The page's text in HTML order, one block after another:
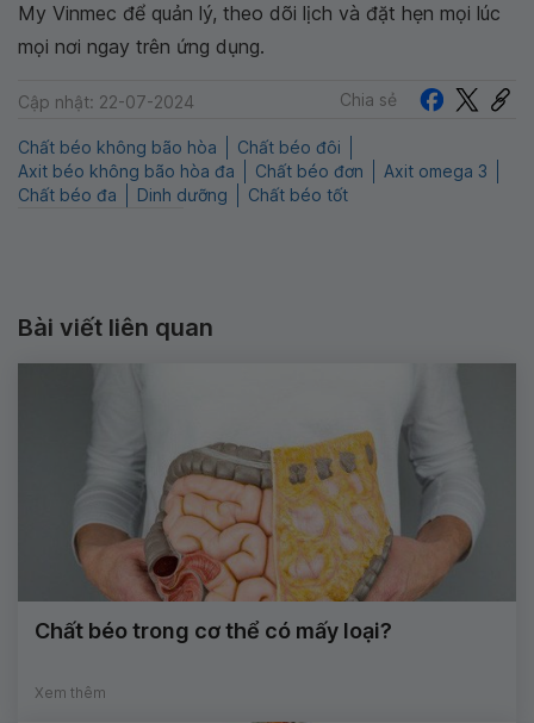
My Vinmec để quản lý, theo dõi lịch và đặt hẹn mọi lúc
mọi nơi ngay trên ứng dụng.
Cập nhật: 22-07-2024 Chia sẻ
Chất béo không bão hòa
Chất béo đôi
Axit béo không bão hòa đa
Chất béo đơn
Axit omega 3
Chất béo đa
Dinh dưỡng Chất béo tốt
Bài viết liên quan
Chất béo trong cơ thể có mấy loại?
Xem thêm